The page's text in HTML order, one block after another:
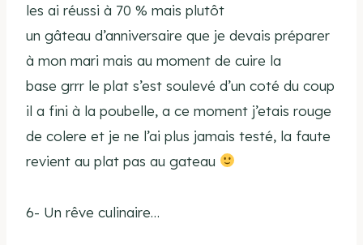
les ai réussi à 70 % mais plutôt
un gâteau d’anniversaire que je devais préparer
à mon mari mais au moment de cuire la
base grrr le plat s’est soulevé d’un coté du coup
il a fini à la poubelle, a ce moment j’etais rouge
de colere et je ne l’ai plus jamais testé, la faute
revient au plat pas au gateau
6- Un rêve culinaire…